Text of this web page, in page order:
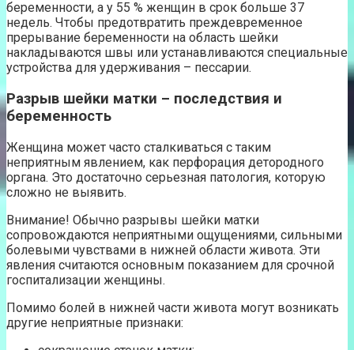
беременности, а у 55 % женщин в срок больше 37
недель. Чтобы предотвратить преждевременное
прерывание беременности на область шейки
накладываются швы или устанавливаются специальные
устройства для удерживания – пессарии.
Разрыв шейки матки – последствия и
беременность
Женщина может часто сталкиваться с таким
неприятным явлением, как перфорация детородного
органа. Это достаточно серьезная патология, которую
сложно не выявить.
Внимание! Обычно разрывы шейки матки
сопровождаются неприятными ощущениями, сильными
болевыми чувствами в нижней области живота. Эти
явления считаются основным показанием для срочной
госпитализации женщины.
Помимо болей в нижней части живота могут возникать
другие неприятные признаки: